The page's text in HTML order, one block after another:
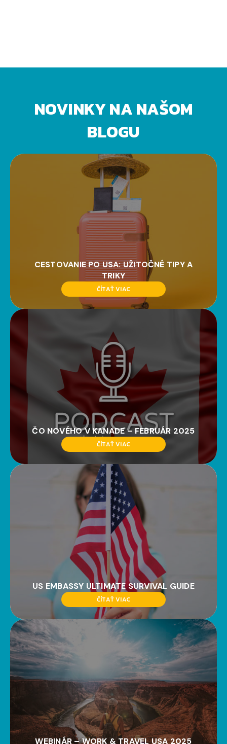
NOVINKY NA NAŠOM
BLOGU
CESTOVANIE PO USA: UŽITOČNÉ TIPY A
TRIKY
ČÍTAŤ VIAC
ČO NOVÉHO V KANADE – FEBRUÁR 2025
ČÍTAŤ VIAC
US EMBASSY ULTIMATE SURVIVAL GUIDE
ČÍTAŤ VIAC
WEBINÁR – WORK & TRAVEL USA 2025